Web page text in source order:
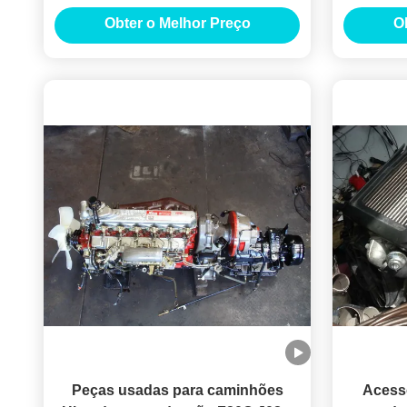
choque QBT-3576 QBT3576
Obter o Melhor Preço
F17D
Peças usadas para caminhões